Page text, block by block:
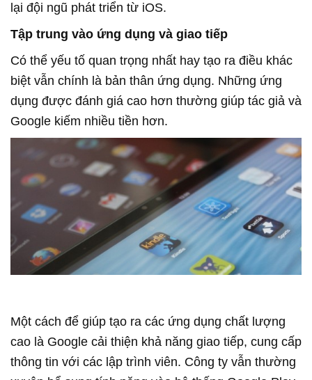
lại đội ngũ phát triển từ iOS.
Tập trung vào ứng dụng và giao tiếp
Có thể yếu tố quan trọng nhất hay tạo ra điều khác
biệt vẫn chính là bản thân ứng dụng. Những ứng
dụng được đánh giá cao hơn thường giúp tác giả và
Google kiếm nhiều tiền hơn.
Một cách để giúp tạo ra các ứng dụng chất lượng
cao là Google cải thiện khả năng giao tiếp, cung cấp
thông tin với các lập trình viên. Công ty vẫn thường